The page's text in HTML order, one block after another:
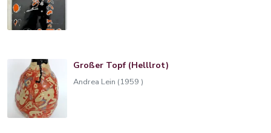
Großer Topf (Helllrot)
Andrea Lein (1959 )